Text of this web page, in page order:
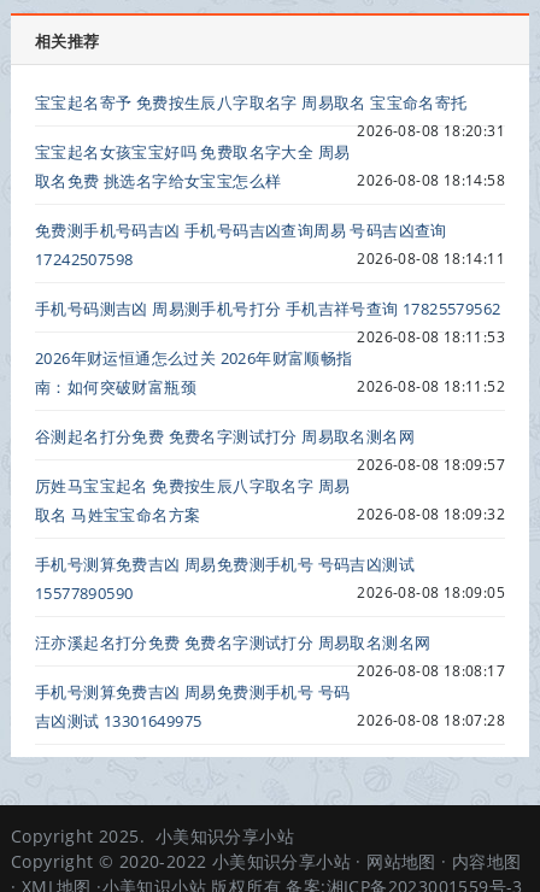
相关推荐
宝宝起名寄予 免费按生辰八字取名字 周易取名 宝宝命名寄托
2026-08-08 18:20:31
宝宝起名女孩宝宝好吗 免费取名字大全 周易
取名免费 挑选名字给女宝宝怎么样
2026-08-08 18:14:58
免费测手机号码吉凶 手机号码吉凶查询周易 号码吉凶查询
17242507598
2026-08-08 18:14:11
手机号码测吉凶 周易测手机号打分 手机吉祥号查询 17825579562
2026-08-08 18:11:53
2026年财运恒通怎么过关 2026年财富顺畅指
南：如何突破财富瓶颈
2026-08-08 18:11:52
谷测起名打分免费 免费名字测试打分 周易取名测名网
2026-08-08 18:09:57
厉姓马宝宝起名 免费按生辰八字取名字 周易
取名 马姓宝宝命名方案
2026-08-08 18:09:32
手机号测算免费吉凶 周易免费测手机号 号码吉凶测试
15577890590
2026-08-08 18:09:05
汪亦溪起名打分免费 免费名字测试打分 周易取名测名网
2026-08-08 18:08:17
手机号测算免费吉凶 周易免费测手机号 号码
吉凶测试 13301649975
2026-08-08 18:07:28
Copyright 2025. 小美知识分享小站
Copyright © 2020-2022 小美知识分享小站· 网站地图 · 内容地图
· XML地图 ·小美知识小站 版权所有 备案:湘ICP备2023001559号-3